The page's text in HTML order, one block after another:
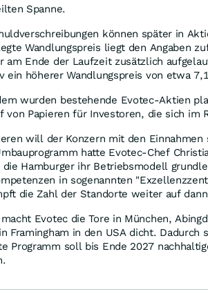
Spanne.
können später in
Wandlungspreis liegt den Angaben
am Ende der Laufzeit zusätzlich
ein höherer Wandlungspreis von etwa
wurden bestehende Evotec-Aktien
von Papieren für Investoren, die sich im
will der Konzern mit den
hatte Evotec-Chef
Hamburger ihr Betriebsmodell
in sogenannten
die Zahl der Standorte weiter auf
Evotec die Tore in München,
Framingham in den USA dicht.
Programm soll bis Ende 2027